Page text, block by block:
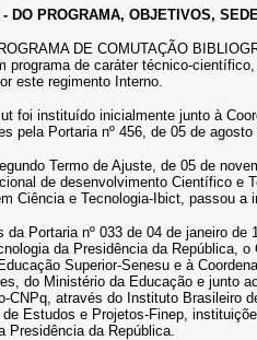
DO PROGRAMA, OBJETIVOS,
DE COMUTAÇÃO
programa de caráter técnico-
este regimento Interno.
foi instituído inicialmente junto à
pela Portaria nº 456, de 05 de
Termo de Ajuste, de 05 de
de desenvolvimento Científico e
Ciência e Tecnologia-Ibict, passou
da Portaria nº 033 de 04 de janeiro
da Presidência da República,
Superior-Senesu e à
do Ministério da Educação e junto
CNPq, através do Instituto Brasileiro
de Estudos e Projetos-Finep,
Presidência da República.